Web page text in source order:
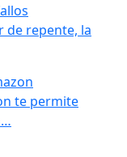
de repente, la
te permite